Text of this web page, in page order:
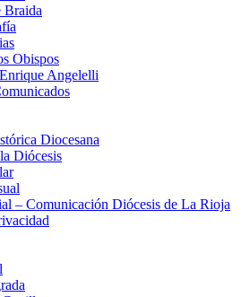
Braida
Obispos
Angelelli
Diocesana
Diócesis
– Comunicación Diócesis de La Rioja